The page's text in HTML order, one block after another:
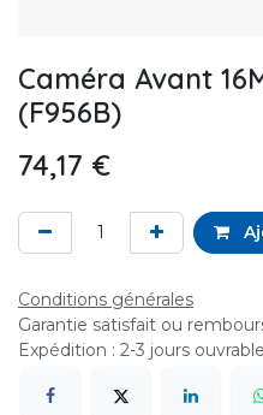
Caméra Avant
(F956B)
74,17 €
Conditions générales
Garantie satisfait ou
Expédition : 2-3 jours